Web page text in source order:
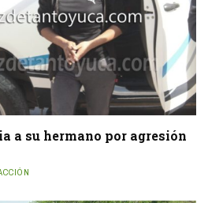
a su hermano por agresión